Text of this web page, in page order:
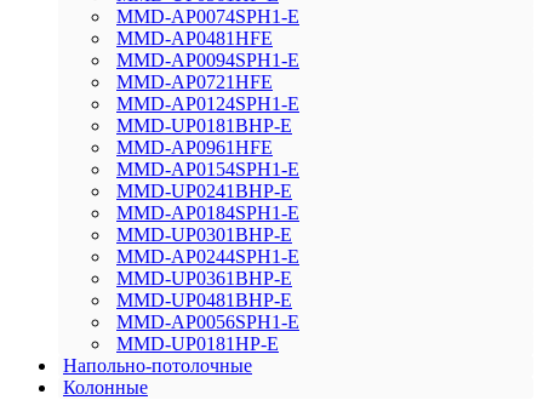
MMD-AP0074SPH1-E
MMD-AP0481HFE
MMD-AP0094SPH1-E
MMD-AP0721HFE
MMD-AP0124SPH1-E
MMD-UP0181BHP-E
MMD-AP0961HFE
MMD-AP0154SPH1-E
MMD-UP0241BHP-E
MMD-AP0184SPH1-E
MMD-UP0301BHP-E
MMD-AP0244SPH1-E
MMD-UP0361BHP-E
MMD-UP0481BHP-E
MMD-AP0056SPH1-E
MMD-UP0181HP-E
Напольно-потолочные
Колонные